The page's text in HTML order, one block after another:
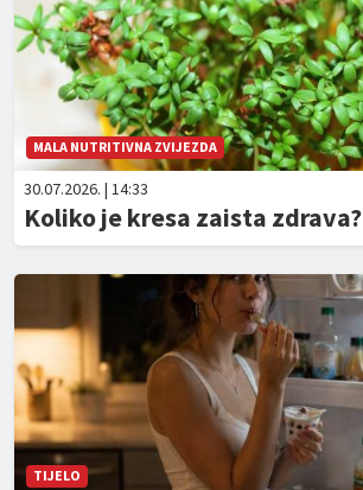
MALA NUTRITIVNA ZVIJEZDA
30.07.2026. | 14:33
Koliko je kresa zaista zdrava?
TIJELO